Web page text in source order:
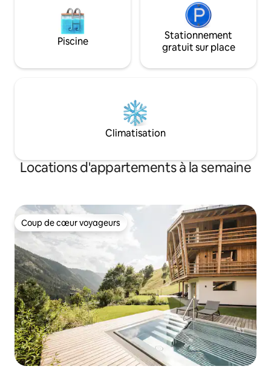
Piscine
Stationnement
gratuit sur place
Climatisation
Locations d'appartements à la semaine
Coup de cœur voyageurs
Coup de cœur voyageurs